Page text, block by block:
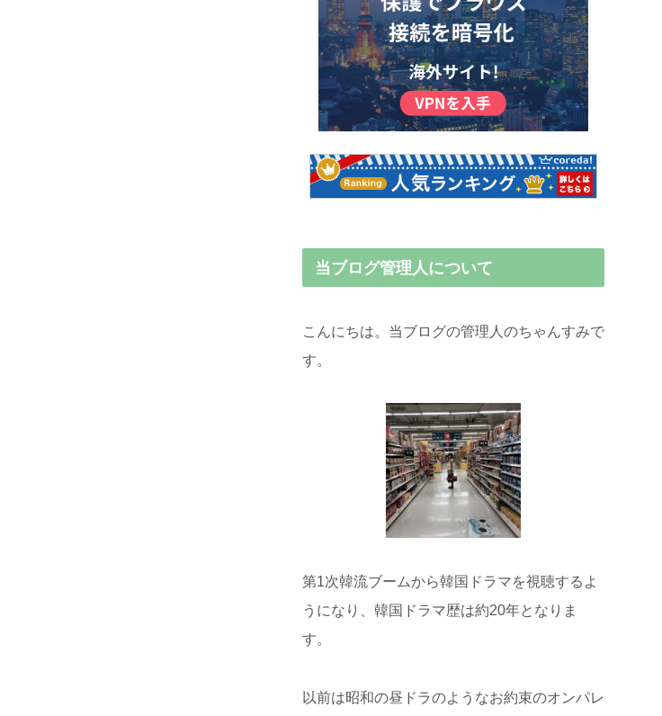
当ブログ管理人について
こんにちは。当ブログの管理人のちゃんすみで
す。
第1次韓流ブームから韓国ドラマを視聴するよ
うになり、韓国ドラマ歴は約20年となりま
す。
以前は昭和の昼ドラのようなお約束のオンパレ